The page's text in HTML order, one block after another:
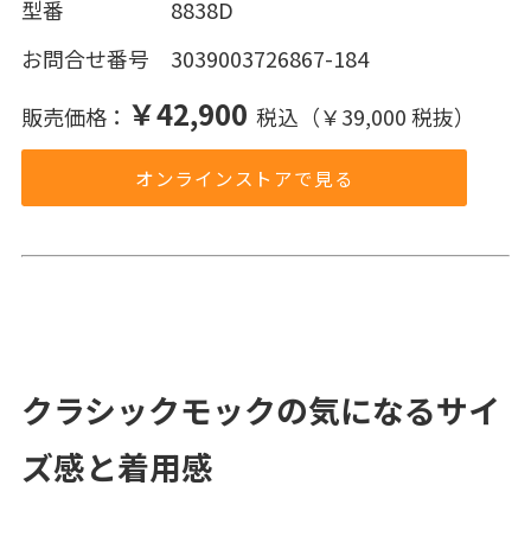
型番 8838D
お問合せ番号 3039003726867-184
販売価格： ￥42,900 税込（￥39,000 税抜）
オンラインストアで見る
クラシックモックの気になるサイ
ズ感と着用感